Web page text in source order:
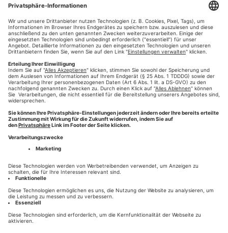
Am Sonntag, den 27. September 2020 findet in Augsburg
wieder die seit Jahren beliebte Oldtimer Rally quer durch
Augsburg und Umland statt. Mit einer 40 seitigen Beilage
werden alle Besucher rund um die Rally mit Informationen
und Berichten versorgt.
Weiterlesen
#Oldtimer,#Rally,#Fuggerstadt Classic,
#wirdruckendeinezeitung,#augsburg , #auto #druckerei
Augsburg
#Zeitung drucken
HILFE